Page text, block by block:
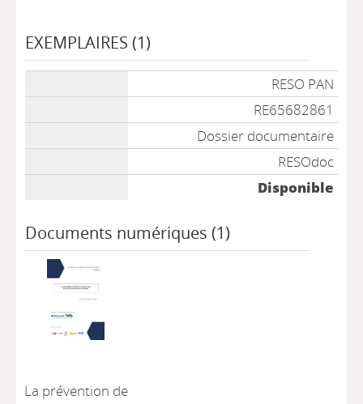
EXEMPLAIRES (1)
RESO PAN
RE65682861
Dossier documentaire
RESOdoc
Disponible
Documents numériques (1)
La prévention de